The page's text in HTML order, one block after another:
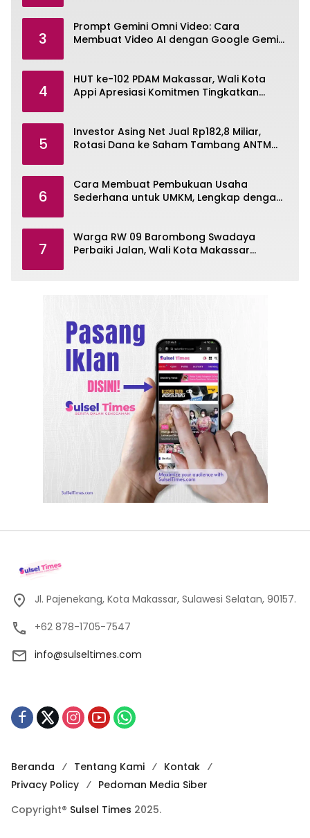
3
Prompt Gemini Omni Video: Cara
Membuat Video AI dengan Google Gemini
4
HUT ke-102 PDAM Makassar, Wali Kota
Appi Apresiasi Komitmen Tingkatkan
5
Investor Asing Net Jual Rp182,8 Miliar,
Rotasi Dana ke Saham Tambang ANTM
6
Cara Membuat Pembukuan Usaha
Sederhana untuk UMKM, Lengkap dengan
7
Warga RW 09 Barombong Swadaya
Perbaiki Jalan, Wali Kota Makassar
Jl. Pajenekang, Kota Makassar, Sulawesi Selatan, 90157.
+62 878-1705-7547
info@sulseltimes.com
Beranda Tentang Kami
Kontak
Privacy Policy
Pedoman Media Siber
Copyright® Sulsel Times 2025.